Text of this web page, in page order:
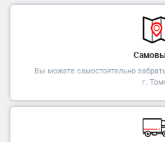
Вы можете самостоятельно
г.